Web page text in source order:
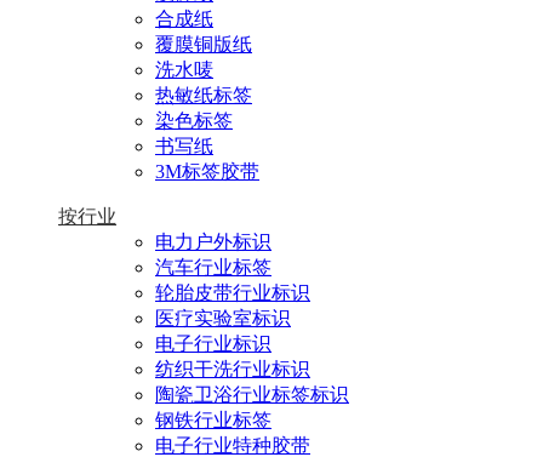
合成纸
覆膜铜版纸
洗水唛
热敏纸标签
染色标签
书写纸
3M标签胶带
按行业
电力户外标识
汽车行业标签
轮胎皮带行业标识
医疗实验室标识
电子行业标识
纺织干洗行业标识
陶瓷卫浴行业标签标识
钢铁行业标签
电子行业特种胶带